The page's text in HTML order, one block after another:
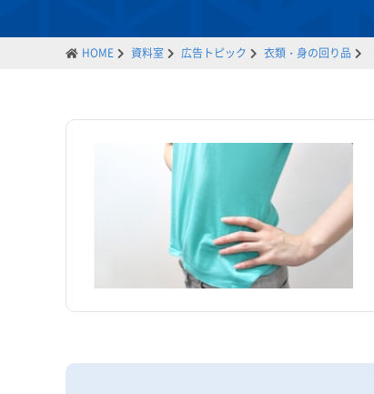
HOME 資料室 広告トピック 衣類・身の回り品